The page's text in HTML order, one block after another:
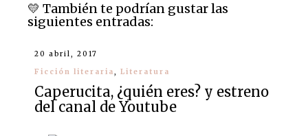
💛️ También te podrían gustar las
siguientes entradas:
20 abril, 2017
Ficción literaria, Literatura
Caperucita, ¿quién eres? y estreno
del canal de Youtube